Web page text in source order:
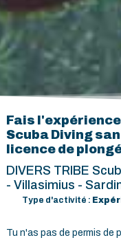
Fais
Scuba Diving
licence de
DIVERS TRIBE
- Villasimius -
Type d'activité :
Tu n'as pas de permis de